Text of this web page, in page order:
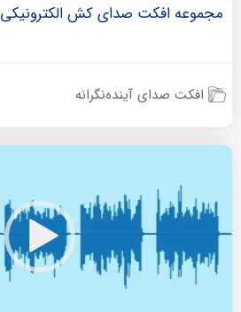
مجموعه افکت صدای کش الکترونیکی
افکت صدای آینده‌نگرانه